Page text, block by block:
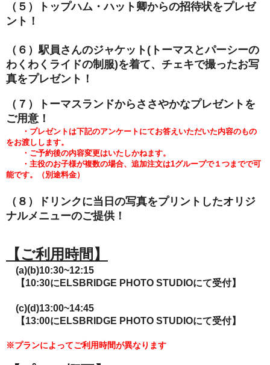
（５）トップハム・ハット卿からの招待状をプレゼ
ント！
（６）駅員さんのジャケット(トーマスとパーシーの
わくわくライドの制服)を着て、チェキで撮ったお写
真をプレゼント！
（７）トーマスランドからささやかなプレゼントを
ご用意！
・プレゼントは下記のアンケートにてお答えいただいた内容のもの
をお渡しします。
・ご予約後の内容変更はいたしかねます。
・主役のお子様が複数の場合、追加注文は1グループで１つまでで可
能です。（別途料金）
（８）ドリンクに当日の写真をプリントしたオリジ
ナルメニューのご提供！
【ご利用時間】
(a)(b)10:30~12:15
【10:30にELSBRIDGE PHOTO STUDIOにて受付】
(c)(d)13:00~14:45
【13:00にELSBRIDGE PHOTO STUDIOにて受付】
※プランによってご利用時間が異なります